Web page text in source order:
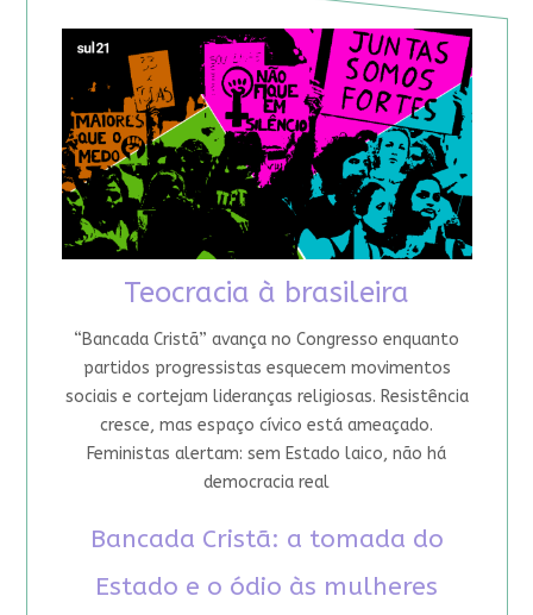
Teocracia à brasileira
“Bancada Cristã” avança no Congresso enquanto
partidos progressistas esquecem movimentos
sociais e cortejam lideranças religiosas. Resistência
cresce, mas espaço cívico está ameaçado.
Feministas alertam: sem Estado laico, não há
democracia real
Bancada Cristã: a tomada do
Estado e o ódio às mulheres